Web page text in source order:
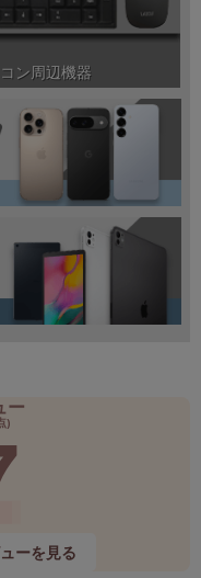
ン周辺機器
ー
)
ーを見る